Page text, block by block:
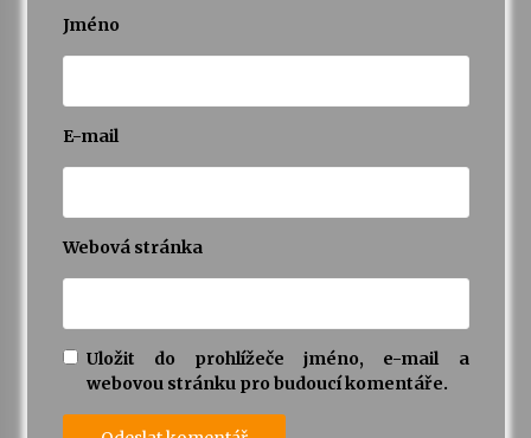
Jméno
E-mail
Webová stránka
Uložit do prohlížeče jméno, e-mail a
webovou stránku pro budoucí komentáře.